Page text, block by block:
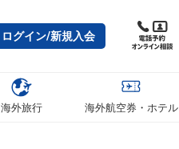
ログイン/新規入会
海外旅行 海外航空券・ホテル